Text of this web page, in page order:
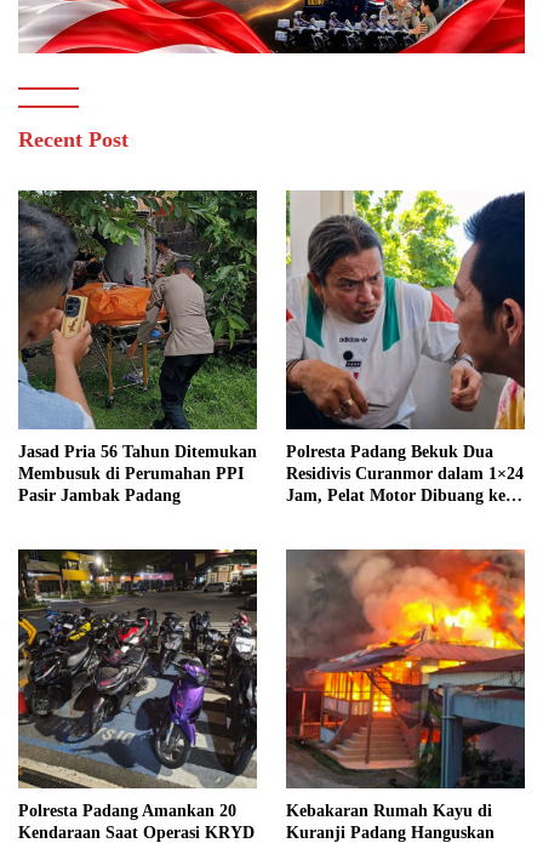
Recent Post
Jasad Pria 56 Tahun Ditemukan
Membusuk di Perumahan PPI
Pasir Jambak Padang
Polresta Padang Bekuk Dua
Residivis Curanmor dalam 1×24
Jam, Pelat Motor Dibuang ke
Polresta Padang Amankan 20
Kendaraan Saat Operasi KRYD
Kebakaran Rumah Kayu di
Kuranji Padang Hanguskan